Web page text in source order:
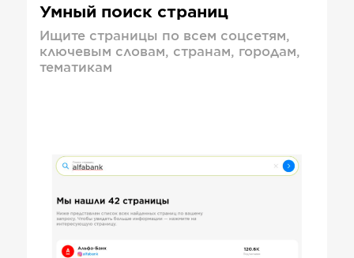
Умный поиск страниц
Ищите страницы по всем соцсетям,
ключевым словам, странам, городам,
тематикам